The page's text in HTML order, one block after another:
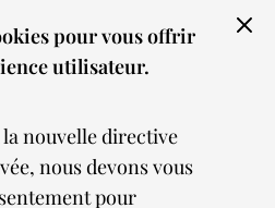
pour vous offrir
utilisateur.
nouvelle directive
nous devons vous
pour